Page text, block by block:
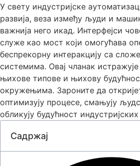
У свету индустријске
развија, веза између људи и
важнија него икад. Интерфејси
служе као мост који омогућава
беспрекорну интеракцију са
системима. Овај чланак
њихове типове и њихову
окружењима. Зароните да
оптимизују процесе, смањују
обликују будућност
Садржај